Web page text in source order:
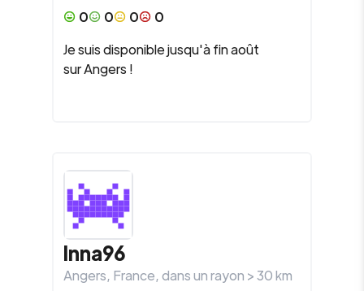
0
0 0
0
Je suis disponible jusqu'à fin août
sur Angers !
Inna96
Angers, France, dans un rayon >30km